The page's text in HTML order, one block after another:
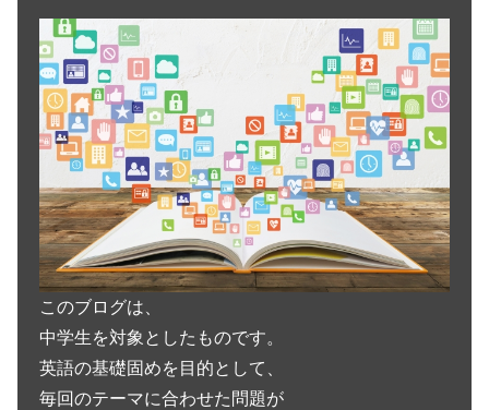
このブログは、
中学生を対象としたものです。
英語の基礎固めを目的として、
毎回のテーマに合わせた問題が